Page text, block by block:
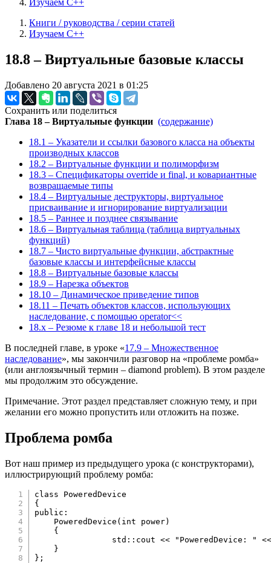
Изучаем C++
Книги / руководства / серии статей
Изучаем C++
18.8 – Виртуальные базовые классы
Добавлено 20 августа 2021 в 01:25
Сохранить или поделиться
Глава 18 – Виртуальные функции (содержание)
18.1 – Указатели и ссылки базового класса на объекты
производных классов
18.2 – Виртуальные функции и полиморфизм
18.3 – Спецификаторы override и final, и ковариантные
возвращаемые типы
18.4 – Виртуальные деструкторы, виртуальное
присваивание и игнорирование виртуализации
18.5 – Раннее и позднее связывание
18.6 – Виртуальная таблица (таблица виртуальных
функций)
18.7 – Чисто виртуальные функции, абстрактные
базовые классы и интерфейсные классы
18.8 – Виртуальные базовые классы
18.9 – Нарезка объектов
18.10 – Динамическое приведение типов
18.11 – Печать объектов классов, использующих
наследование, с помощью operator<<
18.x – Резюме к главе 18 и небольшой тест
В последней главе, в уроке «17.9 – Множественное
наследование», мы закончили разговор на «проблеме ромба»
(или англоязычный термин – diamond problem). В этом разделе
мы продолжим это обсуждение.
Примечание. Этот раздел представляет сложную тему, и при
желании его можно пропустить или отложить на позже.
Проблема ромба
Вот наш пример из предыдущего урока (с конструкторами),
иллюстрирующий проблему ромба:
class
PoweredDevice
{
public :
PoweredDevice ( int power)
{
		std
:: cout << "PoweredDevice: "
}
} ;